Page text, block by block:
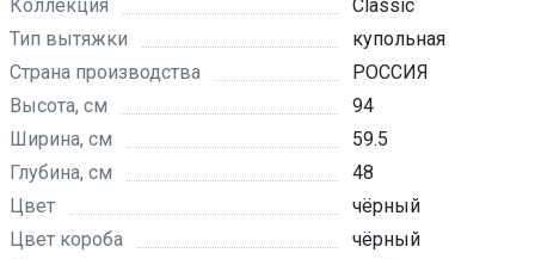
Коллекция
Classic
Тип вытяжки
купольная
Страна производства
РОССИЯ
Высота, см
94
Ширина, см
59.5
Глубина, см
48
Цвет
чёрный
Цвет короба
чёрный